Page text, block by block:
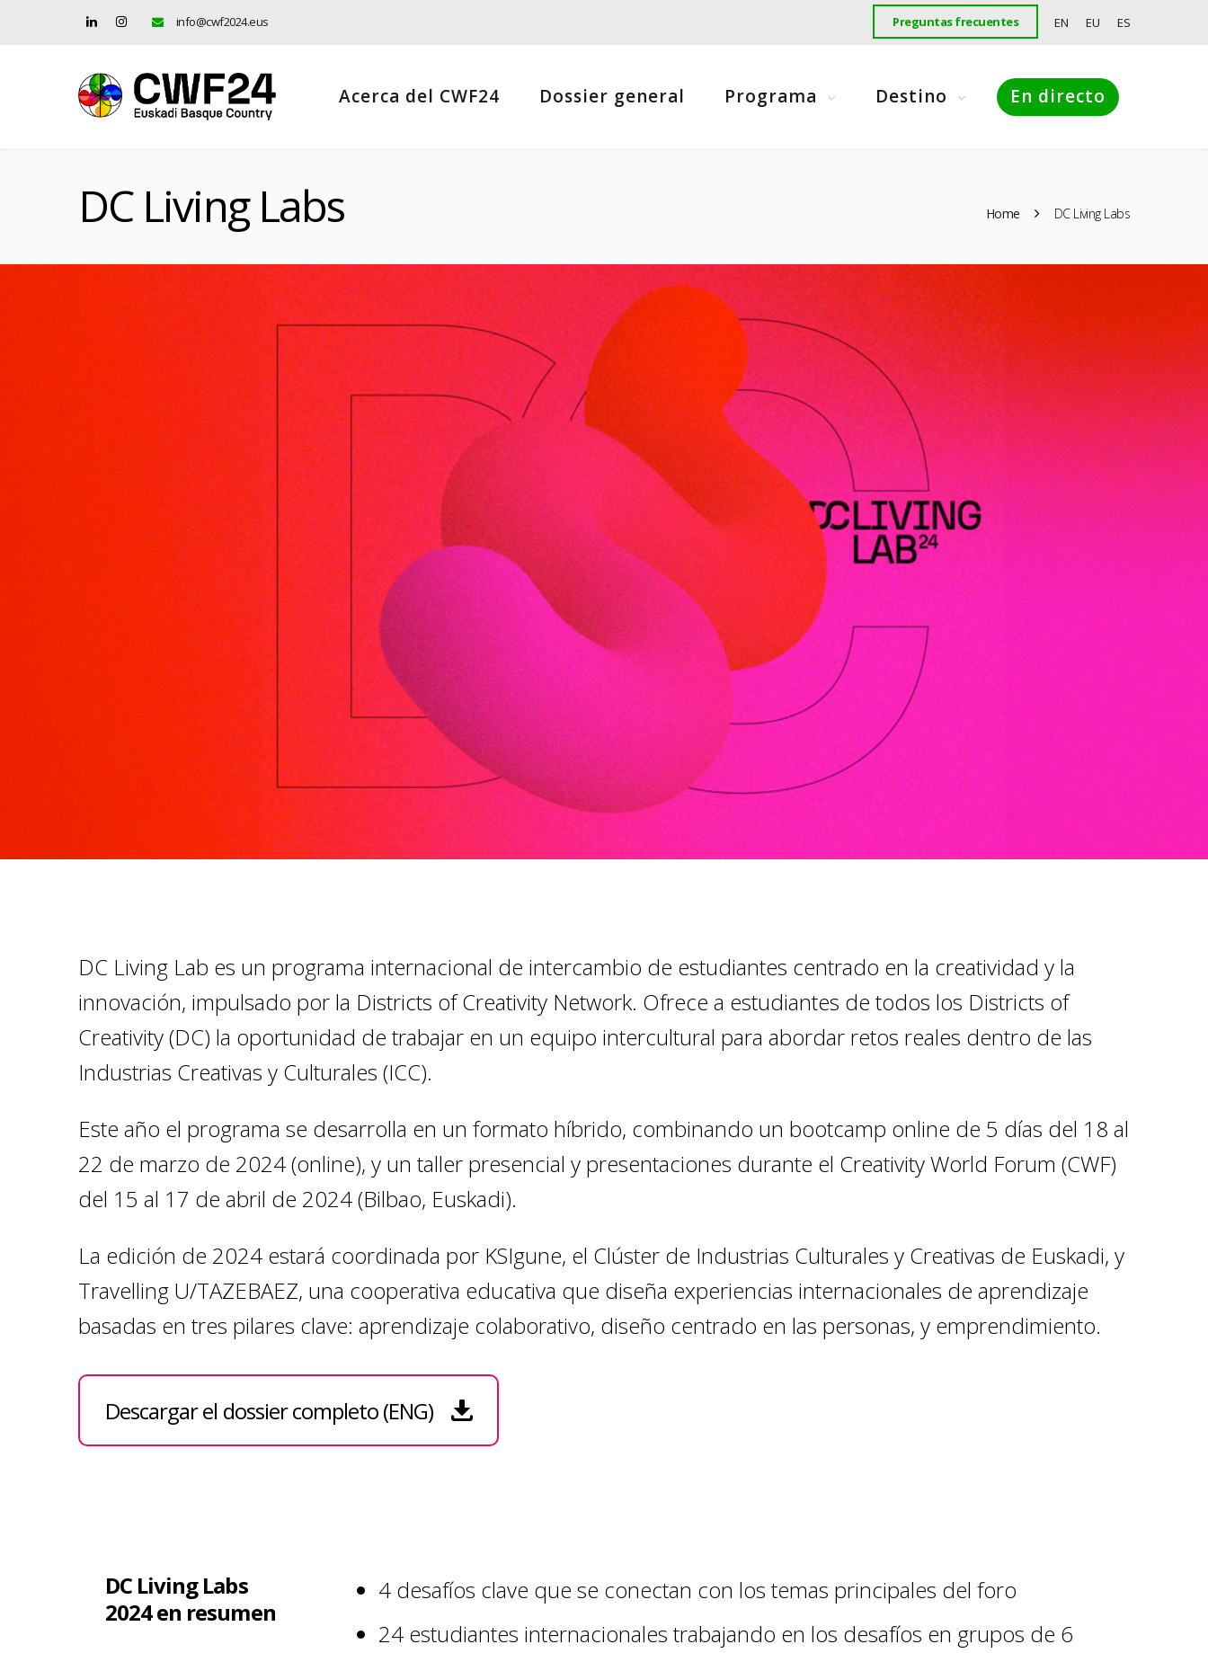
info@cwf2024.eus Preguntas frecuentes EN EU ES
Acerca del CWF24 Dossier general Programa Destino En directo
DC Living Labs Home DC Living Labs
DC Living Lab es un programa internacional de intercambio de estudiantes centrado en la creatividad y la
innovación, impulsado por la Districts of Creativity Network. Ofrece a estudiantes de todos los Districts of
Creativity (DC) la oportunidad de trabajar en un equipo intercultural para abordar retos reales dentro de las
Industrias Creativas y Culturales (ICC).
Este año el programa se desarrolla en un formato híbrido, combinando un bootcamp online de 5 días del 18 al
22 de marzo de 2024 (online), y un taller presencial y presentaciones durante el Creativity World Forum (CWF)
del 15 al 17 de abril de 2024 (Bilbao, Euskadi).
La edición de 2024 estará coordinada por KSIgune, el Clúster de Industrias Culturales y Creativas de Euskadi, y
Travelling U/TAZEBAEZ, una cooperativa educativa que diseña experiencias internacionales de aprendizaje
basadas en tres pilares clave: aprendizaje colaborativo, diseño centrado en las personas, y emprendimiento.
Descargar el dossier completo (ENG)
DC Living Labs
2024 en resumen
4 desafíos clave que se conectan con los temas principales del foro
24 estudiantes internacionales trabajando en los desafíos en grupos de 6